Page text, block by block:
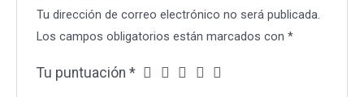
Tu dirección de correo electrónico no será publicada.
Los campos obligatorios están marcados con*
Tu puntuación*